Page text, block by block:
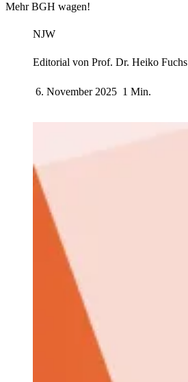
Mehr BGH wagen!
NJW
Editorial von Prof. Dr. Heiko Fuchs
6. November 2025 1 Min.